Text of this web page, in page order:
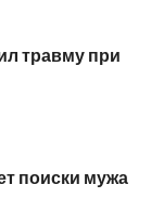
травму при
поиски мужа